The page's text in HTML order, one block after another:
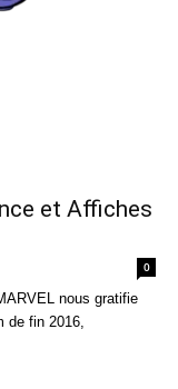
et Affiches
0
nous gratifie
de fin 2016,